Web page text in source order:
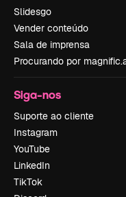
Slidesgo
Vender conteúdo
Sala de imprensa
Procurando por
Siga-nos
Suporte ao cliente
Instagram
YouTube
LinkedIn
TikTok